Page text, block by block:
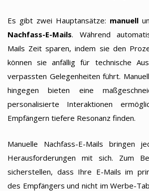
Es gibt zwei Hauptansätze: manuell
Nachfass-E-Mails. Während
Mails Zeit sparen, indem sie den
können sie anfällig für technische
verpassten Gelegenheiten führt.
hingegen bieten eine
personalisierte Interaktionen
Empfängern tiefere Resonanz finden.
Manuelle Nachfass-E-Mails bringen
Herausforderungen mit sich. Zum
sicherstellen, dass Ihre E-Mails im
des Empfängers und nicht im Werbe-